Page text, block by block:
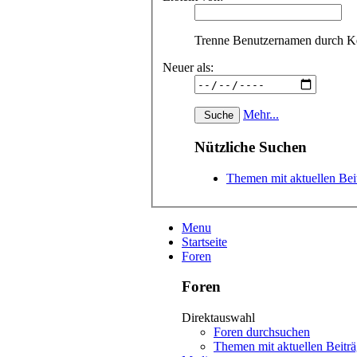
Trenne Benutzernamen durch
Neuer als:
Mehr...
Nützliche Suchen
Themen mit aktuellen
Menu
Startseite
Foren
Foren
Direktauswahl
Foren durchsuchen
Themen mit aktuellen